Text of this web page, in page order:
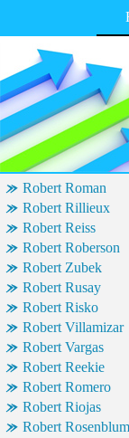
Robert Roman
Robert Rillieux
Robert Reiss
Robert Roberson
Robert Zubek
Robert Rusay
Robert Risko
Robert Villamizar
Robert Vargas
Robert Reekie
Robert Romero
Robert Riojas
Robert Rosenblum